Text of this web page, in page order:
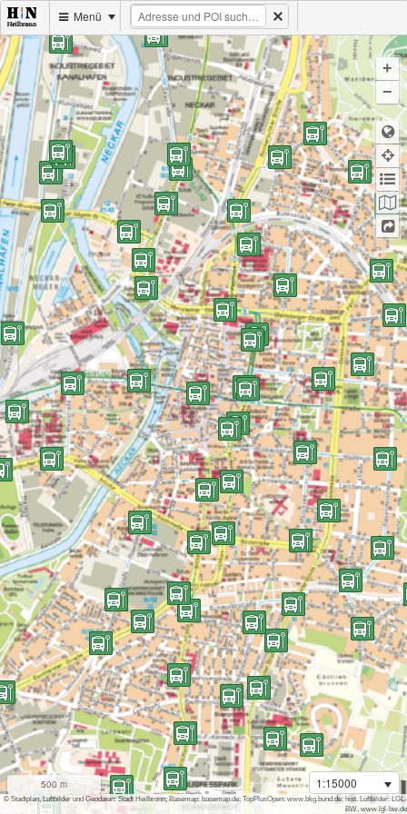
+
−
i
500 m
Menü
1:15000
© Stadtplan, Luftbilder und Geodaten: Stadt Heilbronn; Basemap: basemap.de; TopPlusOpen: www.bkg.bund.de; hist. Luftbilder: LGL-
BW, www.lgl-bw.de